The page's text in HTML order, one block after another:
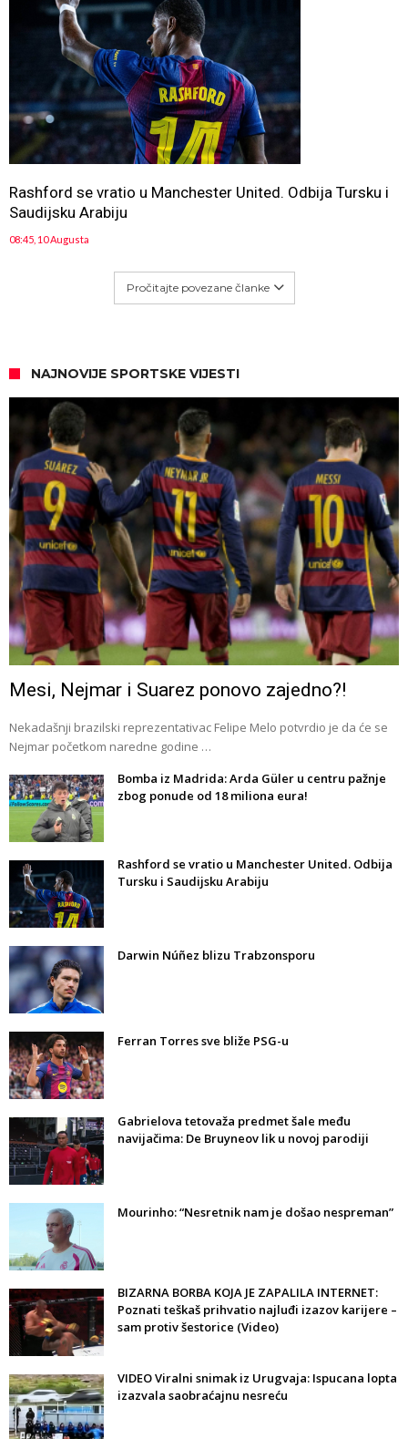
Rashford se vratio u Manchester United. Odbija Tursku i
Saudijsku Arabiju
08:45, 10 Augusta
Pročitajte povezane članke
NAJNOVIJE SPORTSKE VIJESTI
Mesi, Nejmar i Suarez ponovo zajedno?!
Nekadašnji brazilski reprezentativac Felipe Melo potvrdio je da će se
Nejmar početkom naredne godine …
Bomba iz Madrida: Arda Güler u centru pažnje
zbog ponude od 18 miliona eura!
Rashford se vratio u Manchester United. Odbija
Tursku i Saudijsku Arabiju
Darwin Núñez blizu Trabzonsporu
Ferran Torres sve bliže PSG-u
Gabrielova tetovaža predmet šale među
navijačima: De Bruyneov lik u novoj parodiji
Mourinho: “Nesretnik nam je došao nespreman”
BIZARNA BORBA KOJA JE ZAPALILA INTERNET:
Poznati teškaš prihvatio najluđi izazov karijere –
sam protiv šestorice (Video)
VIDEO Viralni snimak iz Urugvaja: Ispucana lopta
izazvala saobraćajnu nesreću